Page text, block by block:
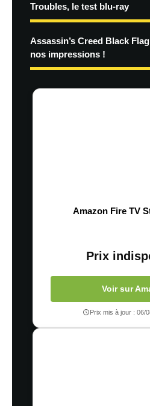
Troubles, le test blu-ray
Assassin’s Creed Black
nos impressions !
Amazon Fire TV
Prix
Voir sur
Prix mis à jour : 06/